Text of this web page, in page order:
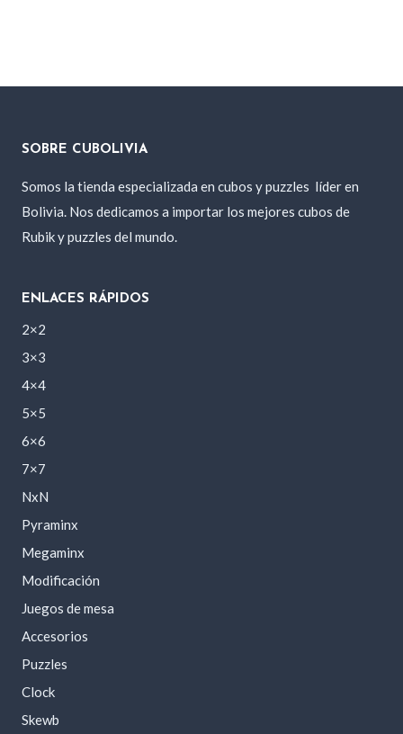
SOBRE CUBOLIVIA
Somos la tienda especializada en cubos y puzzles líder en
Bolivia. Nos dedicamos a importar los mejores cubos de
Rubik y puzzles del mundo.
ENLACES RÁPIDOS
2×2
3×3
4×4
5×5
6×6
7×7
NxN
Pyraminx
Megaminx
Modificación
Juegos de mesa
Accesorios
Puzzles
Clock
Skewb